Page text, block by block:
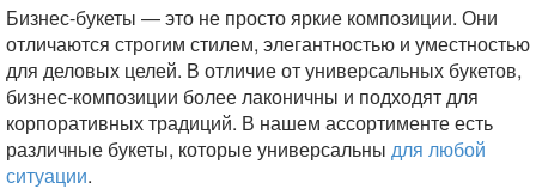
Бизнес-букеты — это не просто яркие композиции. Они
отличаются строгим стилем, элегантностью и уместностью
для деловых целей. В отличие от универсальных букетов,
бизнес-композиции более лаконичны и подходят для
корпоративных традиций. В нашем ассортименте есть
различные букеты, которые универсальны для любой
ситуации.